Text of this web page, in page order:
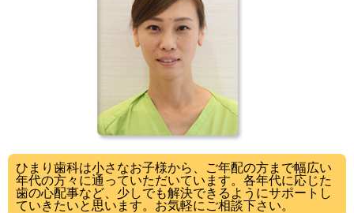
ひまり歯科は小さなお子様から、ご年配の方まで幅広い
年代の方々に通っていただいています。各年代に応じた
歯の心配事など、少しでも解決できるようにサポートし
ていきたいと思います。お気軽にご相談下さい。